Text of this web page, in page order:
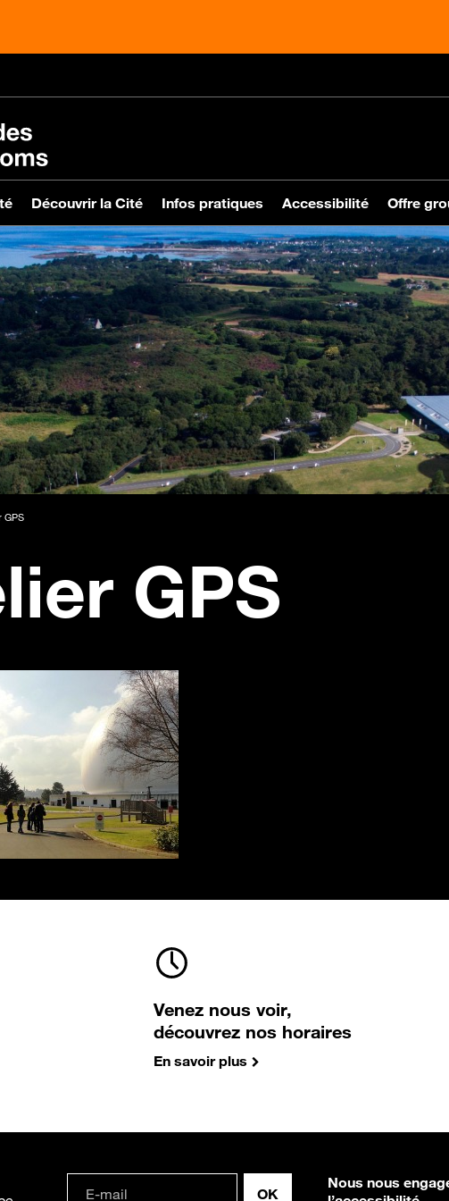
Découvrir la Cité Infos pratiques Accessibilité Offre
GPS
GPS
Venez nous voir,
découvrez nos horaires
En savoir plus
Nous nous